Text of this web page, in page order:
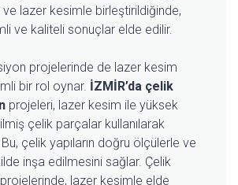
ve lazer kesimle birleştirildiğinde,
ve kaliteli sonuçlar elde edilir.
projelerinde de lazer kesim
bir rol oynar. İZMİR’da çelik
projeleri, lazer kesim ile yüksek
çelik parçalar kullanılarak
çelik yapıların doğru ölçülerle ve
inşa edilmesini sağlar. Çelik
lazer kesimle elde